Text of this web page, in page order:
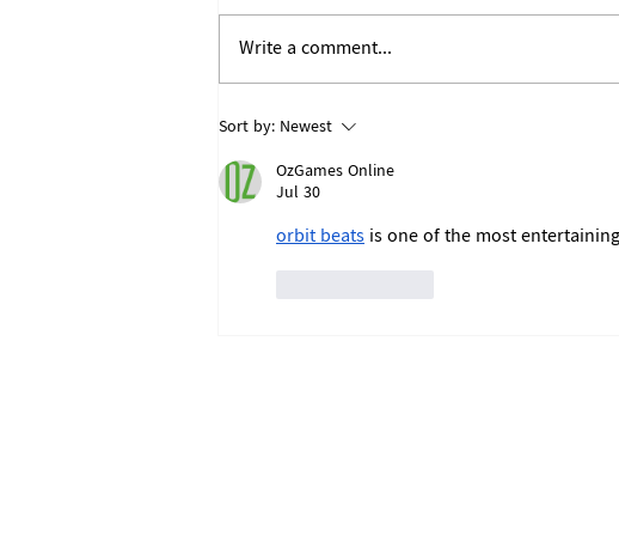
အာရက္ခတပြည်လုံးဟိ မြို့ပြ
တိုးတက်ဖွံ့ဖြိုးရီးဆိုင်ရာ
ထုတ်ပြန်ကြေညာချက်
Write a comment...
Sort by: Newest
OzGames Online
Jul 30
orbit beats is one of the most